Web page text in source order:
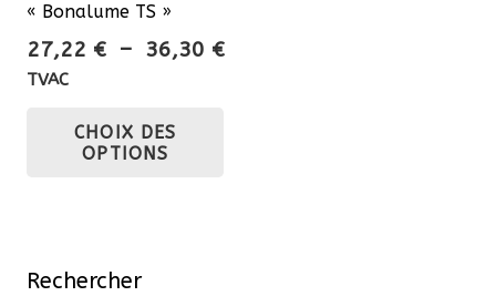
« Bonalume TS »
27,22 € – 36,30 €Plage
TVAC
CHOIX DES
OPTIONS
Rechercher